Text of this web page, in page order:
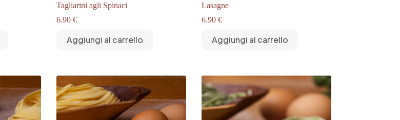
Tagliarini agli Spinaci
6.90 €
Aggiungi al carrello
Lasagne
6.90 €
Aggiungi al carrello